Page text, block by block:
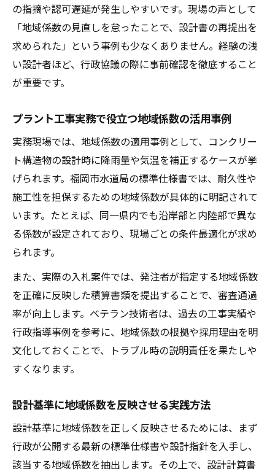
の指摘や認可遅延が発生しやすいです。現場の声として
「地域係数の見直しを怠ったことで、設計書の再提出を
求められた」という事例も少なくありません。経験の浅
い設計者ほど、行政協議の際に事前確認を徹底すること
が重要です。
プラント工事実務で役立つ地域係数の活用事例
実務現場では、地域係数の適用事例として、コンクリー
ト構造物の設計時に降雨量や気温を補正するケースが挙
げられます。福岡市水道局の標準仕様書では、耐久性や
施工性を担保するための地域係数が具体的に明記されて
います。たとえば、同一県内でも沿岸部と内陸部で異な
る係数が設定されており、現場ごとの条件最適化が求め
られます。
また、実際の入札案件では、発注者が指定する地域係数
を正確に反映した積算書類を提出することで、審査通過
率が向上します。ベテラン技術者は、過去の工事実績や
行政指導事例を参考に、地域係数の根拠や採用理由を明
文化しておくことで、トラブル時の説明責任を果たしや
すくなります。
設計基準に地域係数を反映させる実践方法
設計基準に地域係数を正しく反映させるためには、まず
行政が公開する最新の標準仕様書や設計指針を入手し、
該当する地域係数を抽出します。その上で、設計計算書